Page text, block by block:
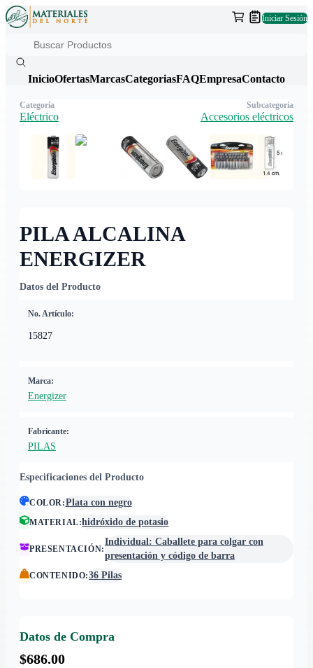
Iniciar Sesión
InicioOfertasMarcasCategoriasFAQEmpresaContacto
PILA ALCALINA
ENERGIZER
Datos del Producto
No. Artículo:
15827
Marca:
Energizer
Fabricante:
PILAS
Especificaciones del Producto
COLOR:Plata con negro
MATERIAL:hidróxido de potasio
PRESENTACIÓN:
Individual: Caballete para colgar con
presentación y código de barra
CONTENIDO:36 Pilas
Datos de Compra
$686.00
Categoría
Eléctrico
Subcategoría
Accesorios eléctricos